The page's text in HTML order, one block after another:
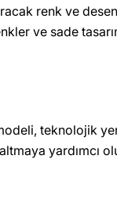
renk ve
ve sade
teknolojik
yardımcı